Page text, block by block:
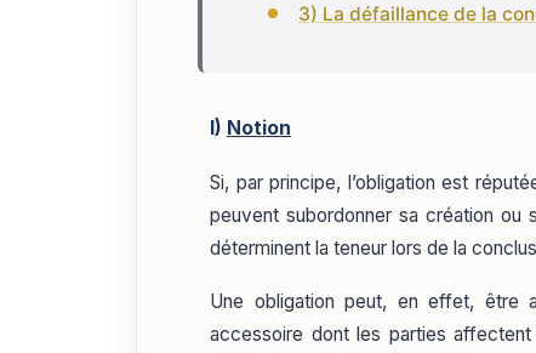
3) La défaillance de la
I) Notion
Si, par principe, l’obligation est
peuvent subordonner sa création ou
déterminent la teneur lors de la
Une obligation peut, en effet, être
accessoire dont les parties affectent